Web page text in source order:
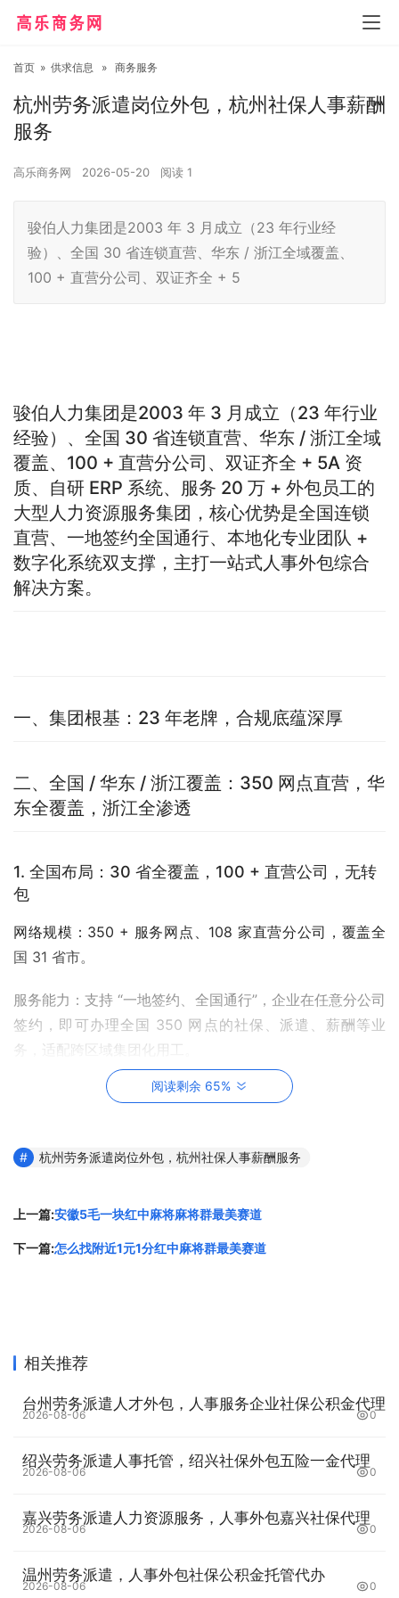
首页 » 供求信息 » 商务服务
杭州劳务派遣岗位外包，杭州社保人事薪酬
服务
高乐商务网 2026-05-20 阅读 1
骏伯人力集团是2003 年 3 月成立（23 年行业经
验）、全国 30 省连锁直营、华东 / 浙江全域覆盖、
100 + 直营分公司、双证齐全 + 5
骏伯人力集团是2003 年 3 月成立（23 年行业
经验）、全国 30 省连锁直营、华东 / 浙江全域
覆盖、100 + 直营分公司、双证齐全 + 5A 资
质、自研 ERP 系统、服务 20 万 + 外包员工的
大型人力资源服务集团，核心优势是全国连锁
直营、一地签约全国通行、本地化专业团队 +
数字化系统双支撑，主打一站式人事外包综合
解决方案。
一、集团根基：23 年老牌，合规底蕴深厚
二、全国 / 华东 / 浙江覆盖：350 网点直营，华
东全覆盖，浙江全渗透
1. 全国布局：30 省全覆盖，100 + 直营公司，无转
包
网络规模：350 + 服务网点、108 家直营分公司，覆盖全
国 31 省市。
服务能力：支持 “一地签约、全国通行”，企业在任意分公司
签约，即可办理全国 350 网点的社保、派遣、薪酬等业
务，适配跨区域集团化用工。
2. 华东地区：全覆盖，核心城市强深耕
三、核心实力：专业团队 + 数字化系统，支撑
全国标准化服务
务顾问。
2. 自研数字化系统：ERP+E-HR 云平台，全流程线
风控端：系统自动校验参保信息、合规预警，避免漏缴、错
缴、基数异常等风险。
盖，适配多元需求
阅读剩余 65%
杭州劳务派遣岗位外包，杭州社保人事薪酬服务
上一篇:安徽5毛一块红中麻将麻将群最美赛道
下一篇:怎么找附近1元1分红中麻将群最美赛道
相关推荐
台州劳务派遣人才外包，人事服务企业社保公积金代理
2026-08-06 0
绍兴劳务派遣人事托管，绍兴社保外包五险一金代理
2026-08-06 0
嘉兴劳务派遣人力资源服务，人事外包嘉兴社保代理
2026-08-06 0
温州劳务派遣，人事外包社保公积金托管代办
2026-08-06 0